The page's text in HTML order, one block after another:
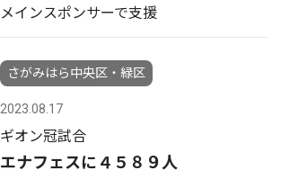
メインスポンサーで支援
さがみはら中央区・緑区
2023.08.17
ギオン冠試合
エナフェスに４５８９人